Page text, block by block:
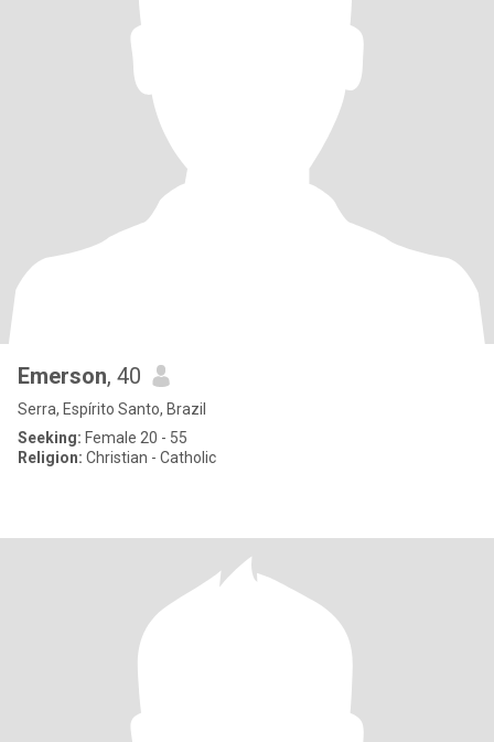
Emerson, 40
Serra, Espírito Santo, Brazil
Seeking: Female 20 - 55
Religion: Christian - Catholic